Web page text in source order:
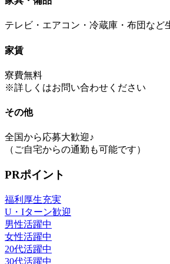
テレビ・エアコン・冷蔵庫・布団など
家賃
寮費無料
※詳しくはお問い合わせください
その他
全国から応募大歓迎♪
（ご自宅からの通勤も可能です）
PRポイント
福利厚生充実
U・Iターン歓迎
男性活躍中
女性活躍中
20代活躍中
30代活躍中